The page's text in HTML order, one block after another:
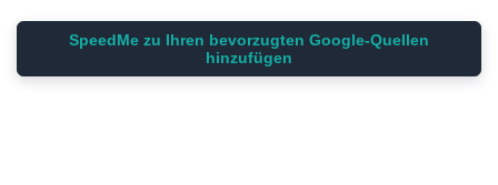
SpeedMe zu Ihren bevorzugten Google-Quellen
hinzufügen